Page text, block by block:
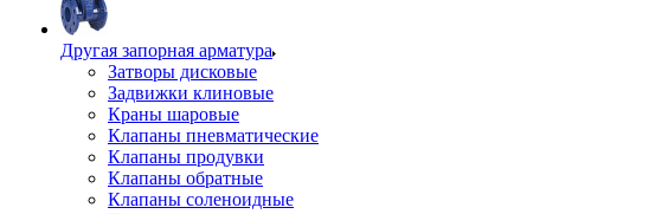
Другая запорная арматура
Затворы дисковые
Задвижки клиновые
Краны шаровые
Клапаны пневматические
Клапаны продувки
Клапаны обратные
Клапаны соленоидные